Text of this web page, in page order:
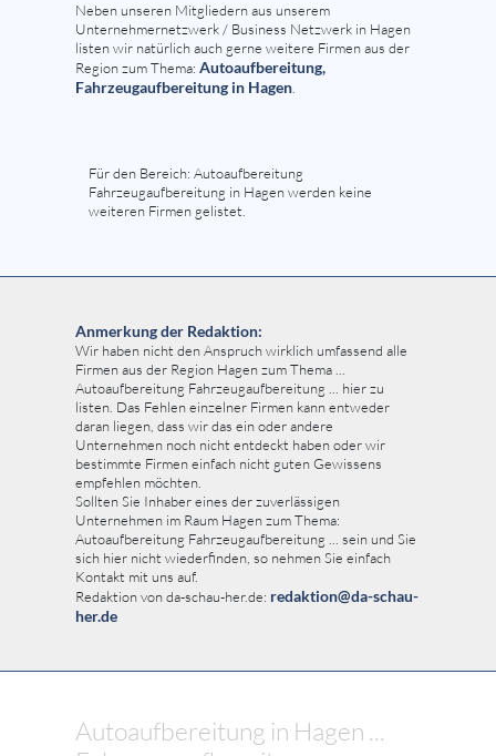
Neben unseren Mitgliedern aus unserem
Unternehmernetzwerk / Business Netzwerk in Hagen
listen wir natürlich auch gerne weitere Firmen aus der
Region zum Thema: Autoaufbereitung,
Fahrzeugaufbereitung in Hagen.
Für den Bereich: Autoaufbereitung
Fahrzeugaufbereitung in Hagen werden keine
weiteren Firmen gelistet.
Anmerkung der Redaktion:
Wir haben nicht den Anspruch wirklich umfassend alle
Firmen aus der Region Hagen zum Thema ...
Autoaufbereitung Fahrzeugaufbereitung ... hier zu
listen. Das Fehlen einzelner Firmen kann entweder
daran liegen, dass wir das ein oder andere
Unternehmen noch nicht entdeckt haben oder wir
bestimmte Firmen einfach nicht guten Gewissens
empfehlen möchten.
Sollten Sie Inhaber eines der zuverlässigen
Unternehmen im Raum Hagen zum Thema:
Autoaufbereitung Fahrzeugaufbereitung ... sein und Sie
sich hier nicht wiederfinden, so nehmen Sie einfach
Kontakt mit uns auf.
Redaktion von da-schau-her.de: redaktion@da-schau-
her.de
Autoaufbereitung in Hagen ...